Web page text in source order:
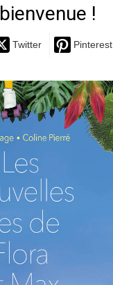
!
Twitter Pinterest